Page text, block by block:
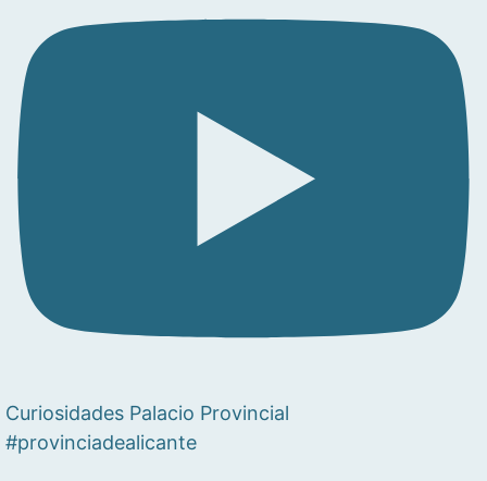
Curiosidades Palacio Provincial
#provinciadealicante